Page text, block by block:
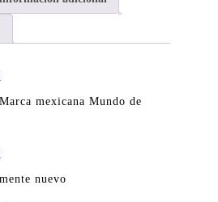
mexicana Mundo de
nuevo